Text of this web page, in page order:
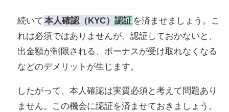
続いて 本人確認（KYC）認証 を済ませましょう。こ
れは必須ではありませんが、認証しておかないと、
出金額が制限される、ボーナスが受け取れなくなる
などのデメリットが生じます。
したがって、本人確認は実質必須と考えて問題あり
ません。この機会に認証を済ませておきましょう。